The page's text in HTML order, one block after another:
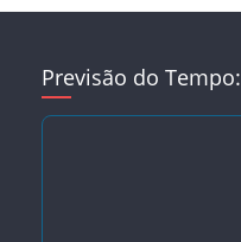
Previsão do Tempo: